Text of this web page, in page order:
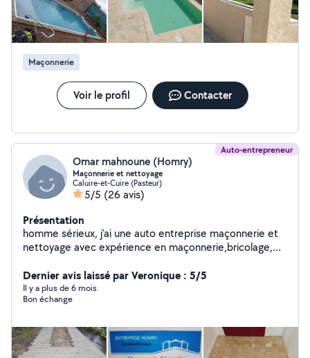
Maçonnerie
Voir le profil Contacter
Auto-entrepreneur
Omar mahnoune (Homry)
Maçonnerie et nettoyage
Caluire-et-Cuire (Pasteur)
5/5 (26 avis)
Présentation
homme sérieux, j'ai une auto entreprise maçonnerie et
nettoyage avec expérience en maçonnerie,bricolage,
propose mes prestations dans l'agglomération lyonnaise
n'hésitez pas à me contacter
Dernier avis laissé par Veronique : 5/5
Il y a plus de 6 mois
Bon échange